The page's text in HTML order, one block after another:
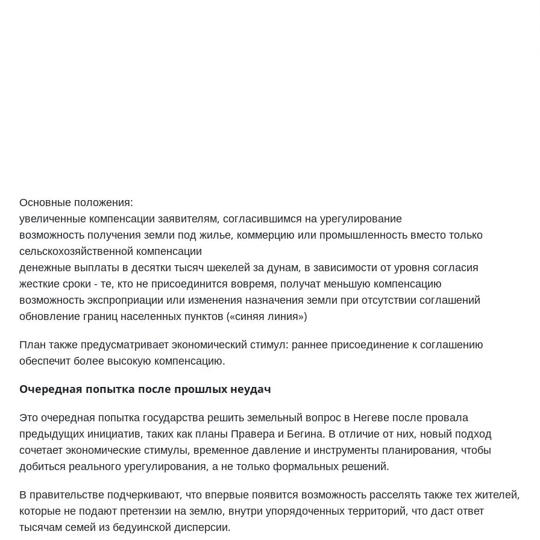
Основные положения:
увеличенные компенсации заявителям, согласившимся на урегулирование
возможность получения земли под жилье, коммерцию или промышленность вместо только
сельскохозяйственной компенсации
денежные выплаты в десятки тысяч шекелей за дунам, в зависимости от уровня согласия
жесткие сроки - те, кто не присоединится вовремя, получат меньшую компенсацию
возможность экспроприации или изменения назначения земли при отсутствии соглашений
обновление границ населенных пунктов («синяя линия»)
План также предусматривает экономический стимул: раннее присоединение к соглашению
обеспечит более высокую компенсацию.
Очередная попытка после прошлых неудач
Это очередная попытка государства решить земельный вопрос в Негеве после провала
предыдущих инициатив, таких как планы Правера и Бегина. В отличие от них, новый подход
сочетает экономические стимулы, временное давление и инструменты планирования, чтобы
добиться реального урегулирования, а не только формальных решений.
В правительстве подчеркивают, что впервые появится возможность расселять также тех жителей,
которые не подают претензии на землю, внутри упорядоченных территорий, что даст ответ
тысячам семей из бедуинской дисперсии.